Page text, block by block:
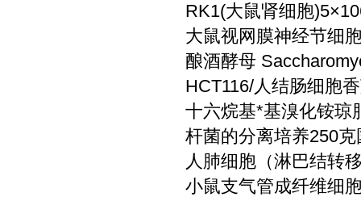
RK1(大鼠肾细胞
大鼠视网膜神经节细
酿酒酵母
HCT116/人结肠细胞
十六烷基*基溴化铵琼
杆菌的分离培养250
人肺细胞（淋巴结转
小鼠支气管成纤维细